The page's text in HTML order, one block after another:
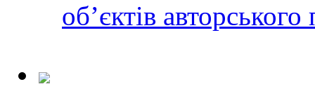
обʼєктів авторського